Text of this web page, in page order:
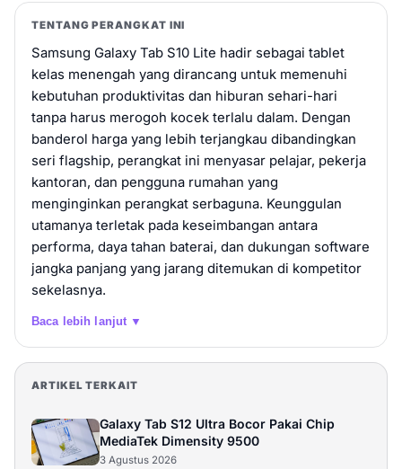
TENTANG PERANGKAT INI
Samsung Galaxy Tab S10 Lite hadir sebagai tablet
kelas menengah yang dirancang untuk memenuhi
kebutuhan produktivitas dan hiburan sehari-hari
tanpa harus merogoh kocek terlalu dalam. Dengan
banderol harga yang lebih terjangkau dibandingkan
seri flagship, perangkat ini menyasar pelajar, pekerja
kantoran, dan pengguna rumahan yang
menginginkan perangkat serbaguna. Keunggulan
utamanya terletak pada keseimbangan antara
performa, daya tahan baterai, dan dukungan software
jangka panjang yang jarang ditemukan di kompetitor
sekelasnya.
Baca lebih lanjut ▼
ARTIKEL TERKAIT
Galaxy Tab S12 Ultra Bocor Pakai Chip
MediaTek Dimensity 9500
3 Agustus 2026